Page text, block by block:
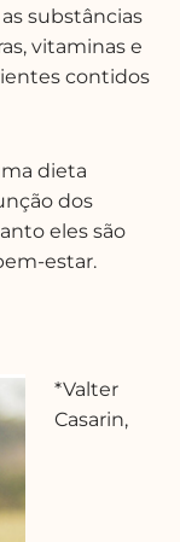
substâncias
vitaminas e
contidos
dieta
dos
eles são
estar.
*Valter
Casarin,